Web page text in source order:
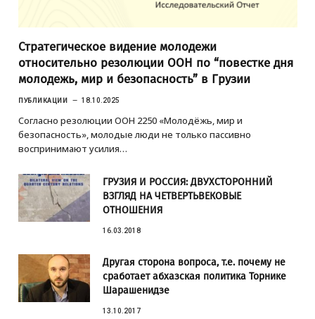
Стратегическое видение молодежи
относительно резолюции ООН по “повестке дня
молодежь, мир и безопасность” в Грузии
ПУБЛИКАЦИИ 18.10.2025
Согласно резолюции ООН 2250 «Молодёжь, мир и
безопасность», молодые люди не только пассивно
воспринимают усилия…
ГРУЗИЯ И РОССИЯ: ДВУХСТОРОННИЙ
ВЗГЛЯД НА ЧЕТВЕРТЬВЕКОВЫЕ
ОТНОШЕНИЯ
16.03.2018
Другая сторона вопроса, т.е. почему не
сработает абхазская политика Торнике
Шарашенидзе
13.10.2017